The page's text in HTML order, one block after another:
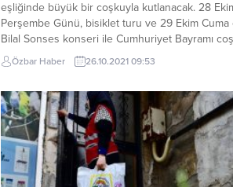
eşliğinde büyük bir coşkuyla kutlanacak. 28
Perşembe Günü, bisiklet turu ve 29 Ekim Cuma
Bilal Sonses konseri ile Cumhuriyet Bayramı
Tuzla’da yaşanacak.
Özbar Haber 26.10.2021 09:53